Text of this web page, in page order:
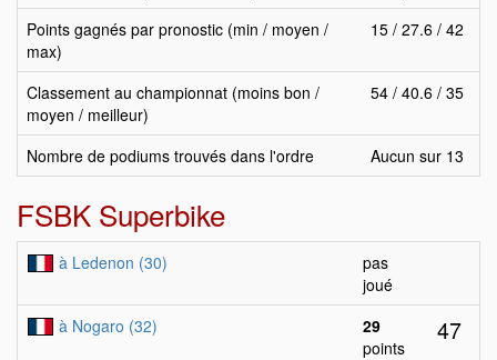
Points gagnés par pronostic (min / moyen /
max)
15 / 27.6 / 42
Classement au championnat (moins bon /
moyen / meilleur)
54 / 40.6 / 35
Nombre de podiums trouvés dans l'ordre Aucun sur 13
FSBK Superbike
à Ledenon (30)
pas
joué
à Nogaro (32)
29
points
47